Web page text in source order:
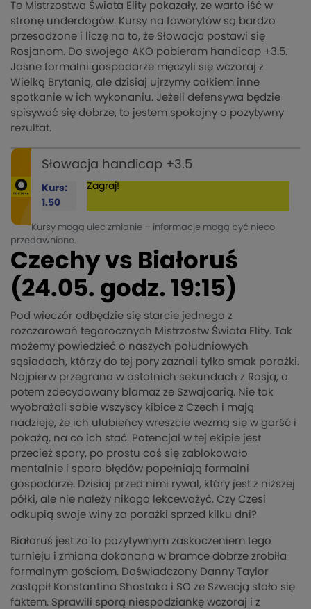
Te Mistrzostwa Świata Elity pokazały, że warto iść w
stronę underdogów. Kursy na faworytów są bardzo
przesadzone i liczę na to, że Słowacja postawi się
Rosjanom. Do swojego AKO pobieram handicap +3.5.
Jasne formalni gospodarze męczyli się wczoraj z
Wielką Brytanią, ale dzisiaj ujrzymy całkiem inne
spotkanie w ich wykonaniu. Jeżeli defensywa będzie
spisywać się dobrze, to jestem spokojny o pozytywny
rezultat.
Słowacja handicap +3.5
Kurs:
1.50
Zagraj!
Kursy mogą ulec zmianie – informacje mogą być nieco
przedawnione.
Czechy vs Białoruś
(24.05. godz. 19:15)
Pod wieczór odbędzie się starcie jednego z
rozczarowań tegorocznych Mistrzostw Świata Elity. Tak
możemy powiedzieć o naszych południowych
sąsiadach, którzy do tej pory zaznali tylko smak porażki.
Najpierw przegrana w ostatnich sekundach z Rosją, a
potem zdecydowany blamaż ze Szwajcarią. Nie tak
wyobrażali sobie wszyscy kibice z Czech i mają
nadzieję, że ich ulubieńcy wreszcie wezmą się w garść i
pokażą, na co ich stać. Potencjał w tej ekipie jest
przecież spory, po prostu coś się zablokowało
mentalnie i sporo błędów popełniają formalni
gospodarze. Dzisiaj przed nimi rywal, który jest z niższej
półki, ale nie należy nikogo lekceważyć. Czy Czesi
odkupią swoje winy za porażki sprzed kilku dni?
Białoruś jest za to pozytywnym zaskoczeniem tego
turnieju i zmiana dokonana w bramce dobrze zrobiła
formalnym gościom. Doświadczony Danny Taylor
zastąpił Konstantina Shostaka i SO ze Szwecją stało się
faktem. Sprawili sporą niespodziankę wczoraj i z